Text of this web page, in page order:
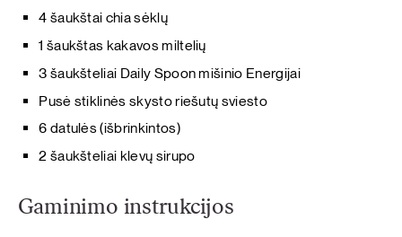
4 šaukštai chia sėklų
1 šaukštas kakavos miltelių
3 šaukšteliai Daily Spoon mišinio Energijai
Pusė stiklinės skysto riešutų sviesto
6 datulės (išbrinkintos)
2 šaukšteliai klevų sirupo
Gaminimo instrukcijos